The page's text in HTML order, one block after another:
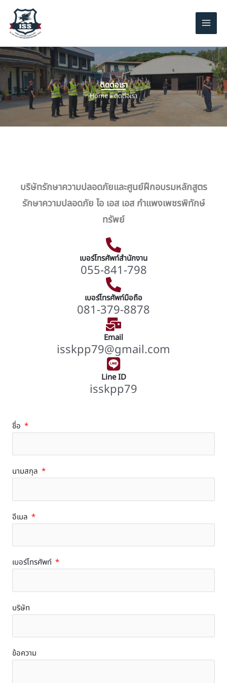
content
ติดต่อเรา
Home»ติดต่อเรา
บริษัทรักษาความปลอดภัยและศูนย์ฝึกอบรมหลักสูตร
รักษาความปลอดภัย ไอ เอส เอส กำแพงเพชรพิทักษ์
ทรัพย์
เบอร์โทรศัพท์สำนักงาน
055-841-798
เบอร์โทรศัพท์มือถือ
081-379-8878
Email
isskpp79@gmail.com
Line ID
isskpp79
ชื่อ
นามสกุล
อีเมล
เบอร์โทรศัพท์
บริษัท
ข้อความ